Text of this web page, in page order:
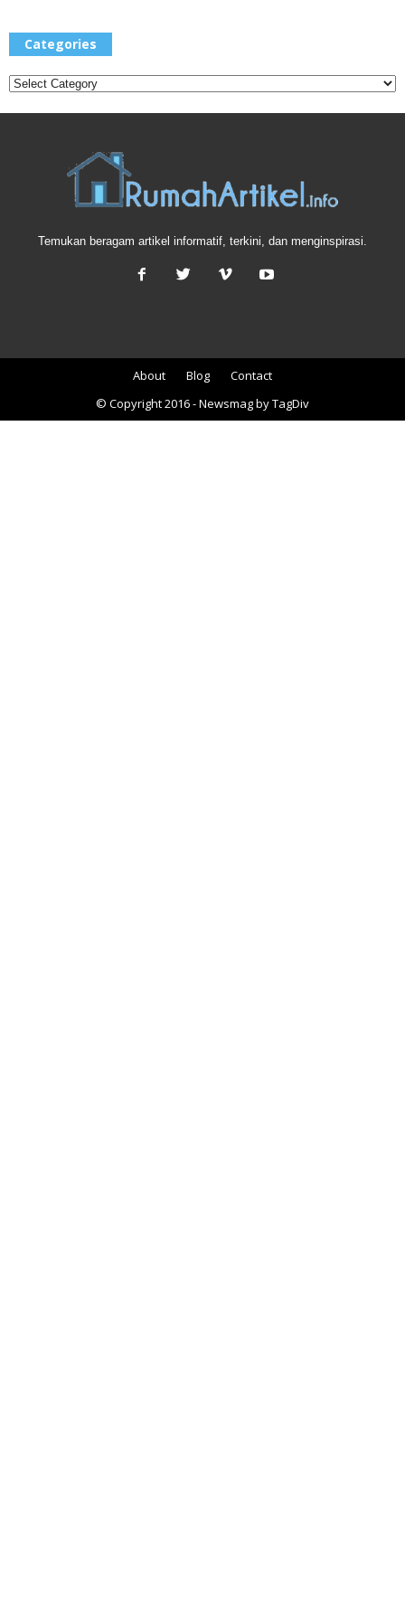
Categories
Temukan beragam artikel informatif, terkini, dan menginspirasi.
About Blog
Contact
© Copyright 2016 - Newsmag by TagDiv